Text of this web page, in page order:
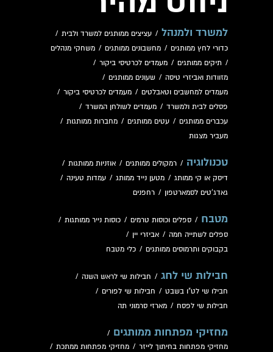
למשרד ולמנהל / עציצים ממותגים למשרד ולבית /
כדורי לחץ ממותגים / מחשבונים ממותגים / משחקי מנהלים
/ תיקים ממותגים / מעמדים לכרטיסי ביקור /
מזוודות ואביזרי טיסה / שעונים ממותגים /
מעמדים למחשבים וטאבלטים / מעמדים לכרטיסי ביקור /
פסלים לבית ולמשרד / מעמדים לשולחן המשרד /
עכברים ממותגים / עטים ממותגים / מחברות ממותגות /
מעביר מצגות
טכנולוגיה / רמקולים ממותגים / אוזניות ממותגות /
דיסק או קי ממותג / מטען נייד ממותג / עמדות טעינה /
גאדג'טים לסמארטפון / רחפנים
מטבח / ספלים וכוסות טרמים / כוסות נייר ממותגות /
ספלים לשתייה חמה / אביזרי יין /
בקבוקים ותרמוסים ממותגים / כלי מטבח
חבילות שי לחג / חבילות שי לראש השנה /
חבילו שי לט"ו בשבט / חבילות שי לפורים /
חבילות שי לפסח / מארזי סרמוני תה
מחזיקי מפתחות ממותגים /
מחזיקי מפתחות בחיתוך לייזר / מחזיקי מפתחות ממתכת /